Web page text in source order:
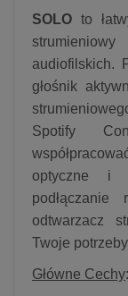
SOLO to
audiofilskich.
głośnik
Spotify
optyczne i
podłączanie
odtwarzacz
Twoje
Główne Cechy: